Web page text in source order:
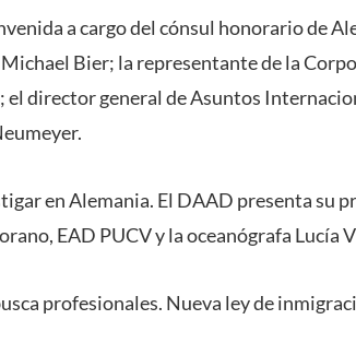
a cargo del cónsul honorario de
Bier; la representante de la
el director general de Asuntos
en Alemania. El DAAD presenta su
EAD PUCV y la oceanógrafa Lucía
profesionales. Nueva ley de